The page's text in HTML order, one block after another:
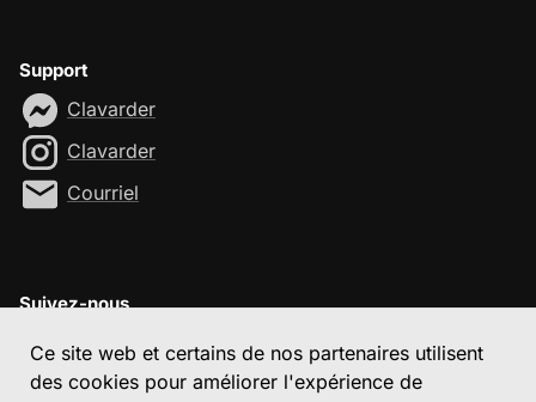
Ce site web et certains de nos partenaires utilisent
des cookies pour améliorer l'expérience de
Support
Clavarder
Clavarder
Courriel
Suivez-nous